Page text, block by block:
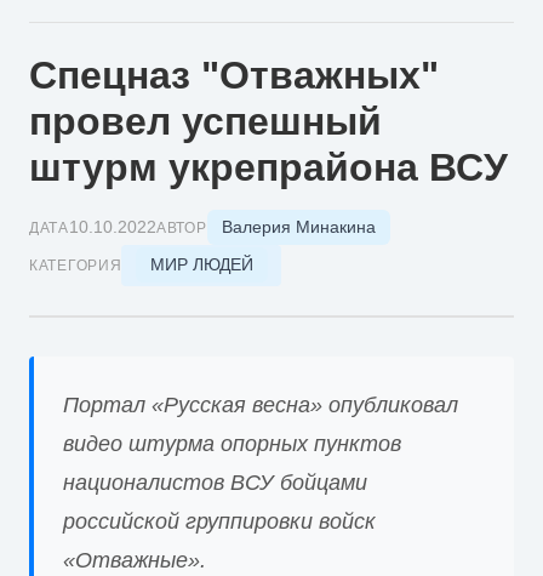
Спецназ "Отважных"
провел успешный
штурм укрепрайона ВСУ
ДАТА10.10.2022АВТОР Валерия Минакина
КАТЕГОРИЯ МИР ЛЮДЕЙ
Портал «Русская весна» опубликовал
видео штурма опорных пунктов
националистов ВСУ бойцами
российской группировки войск
«Отважные».